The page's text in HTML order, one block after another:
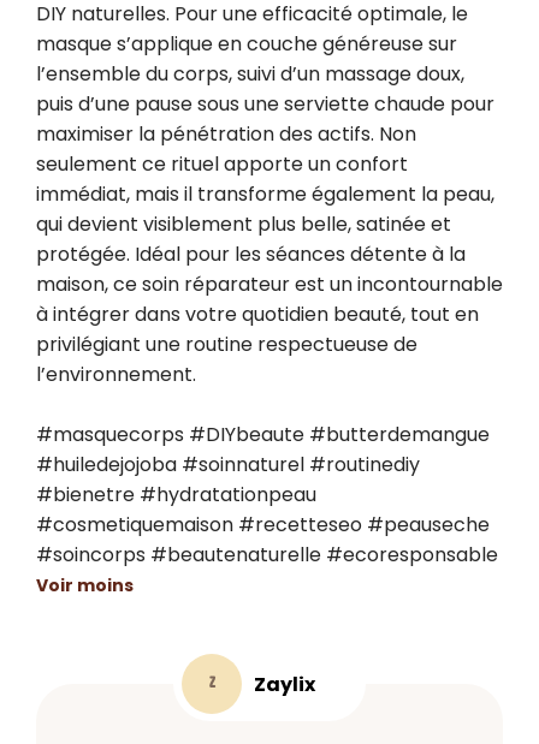
DIY naturelles. Pour une efficacité optimale, le
masque s’applique en couche généreuse sur
l’ensemble du corps, suivi d’un massage doux,
puis d’une pause sous une serviette chaude pour
maximiser la pénétration des actifs. Non
seulement ce rituel apporte un confort
immédiat, mais il transforme également la peau,
qui devient visiblement plus belle, satinée et
protégée. Idéal pour les séances détente à la
maison, ce soin réparateur est un incontournable
à intégrer dans votre quotidien beauté, tout en
privilégiant une routine respectueuse de
l’environnement.
#masquecorps #DIYbeaute #butterdemangue
#huiledejojoba #soinnaturel #routinediy
#bienetre #hydratationpeau
#cosmetiquemaison #recetteseo #peauseche
#soincorps #beautenaturelle #ecoresponsable
Voir moins
Z Zaylix